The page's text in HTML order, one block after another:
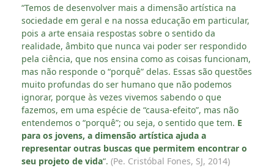
“Temos de desenvolver mais a dimensão artística na
sociedade em geral e na nossa educação em particular,
pois a arte ensaia respostas sobre o sentido da
realidade, âmbito que nunca vai poder ser respondido
pela ciência, que nos ensina como as coisas funcionam,
mas não responde o “porquê” delas. Essas são questões
muito profundas do ser humano que não podemos
ignorar, porque às vezes vivemos sabendo o que
fazemos, em uma espécie de “causa-efeito”, mas não
entendemos o “porquê”; ou seja, o sentido que tem. E
para os jovens, a dimensão artística ajuda a
representar outras buscas que permitem encontrar o
seu projeto de vida“. (Pe. Cristóbal Fones, SJ, 2014)